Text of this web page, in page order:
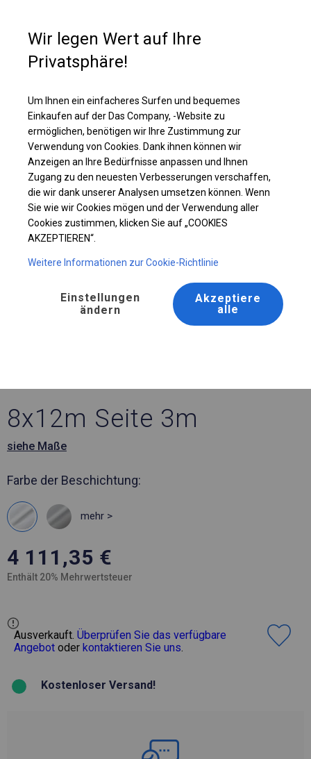
Ganzjähriges Catering-Zelt | 8x12 m
8x12m Seite 3m
siehe Maße
Farbe der Beschichtung:
mehr >
4 111,35 €
Enthält 20% Mehrwertsteuer
Ausverkauft. Überprüfen Sie das verfügbare
Angebot oder kontaktieren Sie uns.
Kostenloser Versand!
Wir legen Wert auf Ihre
Privatsphäre!
Um Ihnen ein einfacheres Surfen und bequemes
Einkaufen auf der Das Company, -Website zu
ermöglichen, benötigen wir Ihre Zustimmung zur
Verwendung von Cookies. Dank ihnen können wir
Anzeigen an Ihre Bedürfnisse anpassen und Ihnen
Zugang zu den neuesten Verbesserungen verschaffen,
die wir dank unserer Analysen umsetzen können. Wenn
Sie wie wir Cookies mögen und der Verwendung aller
Cookies zustimmen, klicken Sie auf „COOKIES
AKZEPTIEREN“.
Weitere Informationen zur Cookie-Richtlinie
Einstellungen
ändern
Akzeptiere
alle